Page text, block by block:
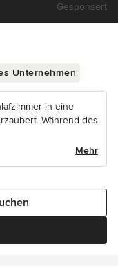
Gesponsert
Unternehmen
in eine
Während des
Mehr